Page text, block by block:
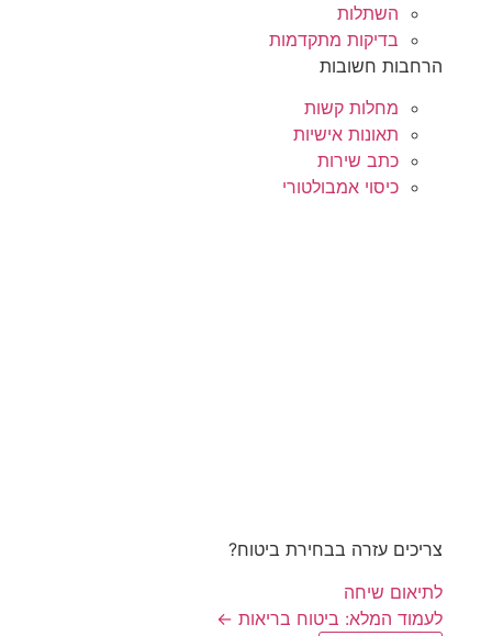
השתלות
בדיקות מתקדמות
הרחבות חשובות
מחלות קשות
תאונות אישיות
כתב שירות
כיסוי אמבולטורי
צריכים עזרה בבחירת ביטוח?
לתיאום שיחה
לעמוד המלא: ביטוח בריאות ←